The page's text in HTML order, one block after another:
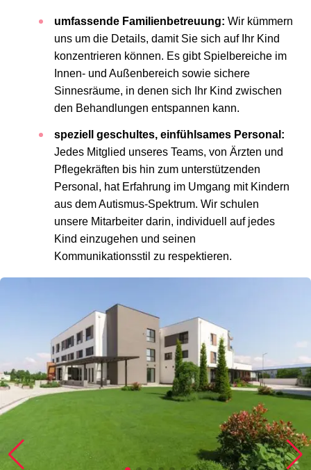
umfassende Familienbetreuung: Wir kümmern
uns um die Details, damit Sie sich auf Ihr Kind
konzentrieren können. Es gibt Spielbereiche im
Innen- und Außenbereich sowie sichere
Sinnesräume, in denen sich Ihr Kind zwischen
den Behandlungen entspannen kann.
speziell geschultes, einfühlsames Personal:
Jedes Mitglied unseres Teams, von Ärzten und
Pflegekräften bis hin zum unterstützenden
Personal, hat Erfahrung im Umgang mit Kindern
aus dem Autismus-Spektrum. Wir schulen
unsere Mitarbeiter darin, individuell auf jedes
Kind einzugehen und seinen
Kommunikationsstil zu respektieren.